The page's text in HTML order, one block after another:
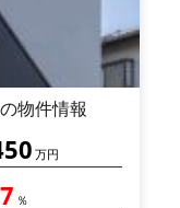
物件情報
万円
7 ％